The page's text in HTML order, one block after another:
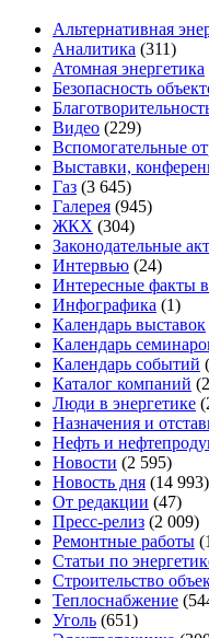
Альтернативная
Аналитика (311)
Атомная энергетика
Безопасность
Видео (229)
Вспомогательные
Выставки,
Газ (3 645)
Галерея (945)
ЖКХ (304)
Законодательные
Интервью (24)
Интересные факты в
Инфографика (1)
Календарь выставок
Календарь
Календарь событий
Каталог компаний
Люди в энергетике
Назначения и
Нефть и
Новости (2 595)
Новость дня (14 993)
От редакции (47)
Пресс-релиз (2 009)
Ремонтные работы
Статьи по
Строительство
Теплоснабжение
Уголь (651)